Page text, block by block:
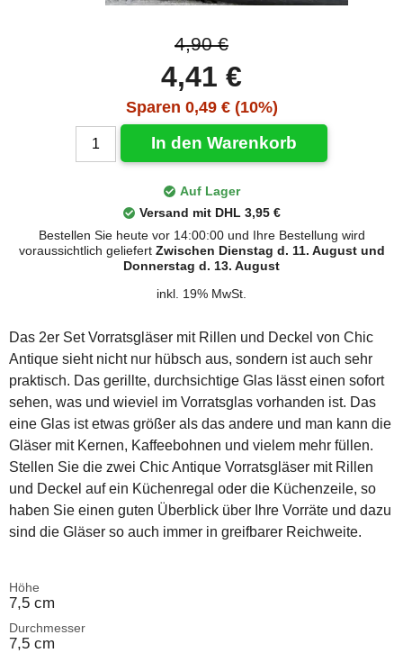
4,90 €
4,41 €
Sparen 0,49 € (10%)
In den Warenkorb
Auf Lager
Versand mit DHL 3,95 €
Bestellen Sie heute vor 14:00:00 und Ihre Bestellung wird
voraussichtlich geliefert Zwischen Dienstag d. 11. August und
Donnerstag d. 13. August
inkl. 19% MwSt.
Das 2er Set Vorratsgläser mit Rillen und Deckel von Chic
Antique sieht nicht nur hübsch aus, sondern ist auch sehr
praktisch. Das gerillte, durchsichtige Glas lässt einen sofort
sehen, was und wieviel im Vorratsglas vorhanden ist. Das
eine Glas ist etwas größer als das andere und man kann die
Gläser mit Kernen, Kaffeebohnen und vielem mehr füllen.
Stellen Sie die zwei Chic Antique Vorratsgläser mit Rillen
und Deckel auf ein Küchenregal oder die Küchenzeile, so
haben Sie einen guten Überblick über Ihre Vorräte und dazu
sind die Gläser so auch immer in greifbarer Reichweite.
Höhe
7,5 cm
Durchmesser
7,5 cm